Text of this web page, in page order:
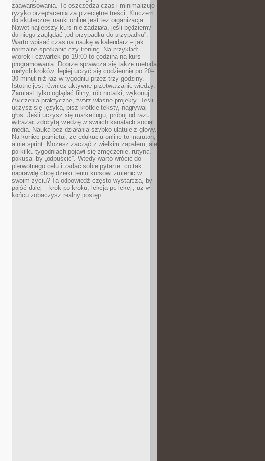
zaawansowania. To oszczędza czas i minimalizuje
ryzyko przepłacenia za przeciętne treści. Kluczem
do skutecznej nauki online jest też organizacja.
Nawet najlepszy kurs nie zadziała, jeśli będziemy
do niego zaglądać „od przypadku do przypadku”.
Warto wpisać czas na naukę w kalendarz – jak
normalne spotkanie czy trening. Na przykład:
wtorek i czwartek po 19:00 to godzina na kurs
programowania. Dobrze sprawdza się także metoda
małych kroków: lepiej uczyć się codziennie po 20–
30 minut niż raz w tygodniu przez trzy godziny.
Istotne jest również aktywne przetwarzanie wiedzy.
Zamiast tylko oglądać filmy, rób notatki, wykonuj
ćwiczenia praktyczne, twórz własne projekty. Jeśli
uczysz się języka, pisz krótkie teksty, nagrywaj
głos. Jeśli uczysz się marketingu, próbuj od razu
wdrażać zdobytą wiedzę w swoich kanałach social
media. Nauka bez działania szybko ulatuje z głowy.
Na koniec pamiętaj, że edukacja online to maraton,
a nie sprint. Możesz zacząć z wielkim zapałem, ale
po kilku tygodniach pojawi się zmęczenie, rutyna,
pokusa, by „odpuścić”. Wtedy warto wrócić do
pierwotnego celu i zadać sobie pytanie: co tak
naprawdę chcę dzięki temu kursowi zmienić w
swoim życiu? Ta odpowiedź często wystarcza, by
pójść dalej – krok po kroku, lekcja po lekcji, aż w
końcu zobaczysz realny postęp.